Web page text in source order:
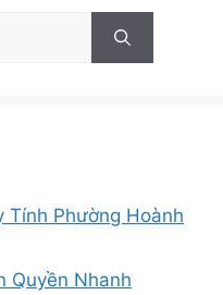
Tính Phường Hoành
Quyền Nhanh